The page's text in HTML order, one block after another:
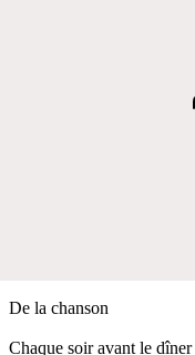
De la chanson
Chaque soir avant le dîner